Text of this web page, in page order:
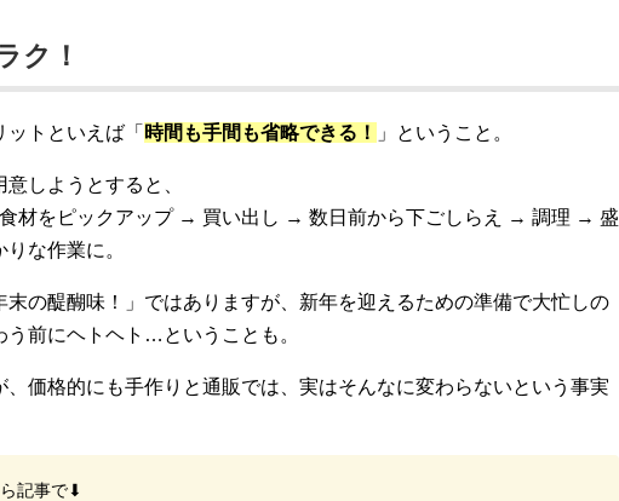
ク！
トといえば「 時間も手間も省略できる！ 」ということ。
しようとすると、
食材をピックアップ → 買い出し → 数日前から下ごしらえ → 調理 → 盛
な作業に。
末の醍醐味！」ではありますが、新年を迎えるための準備で大忙しの
前にヘトヘト…ということも。
価格的にも手作りと通販では、実はそんなに変わらないという事実
記事で⬇︎